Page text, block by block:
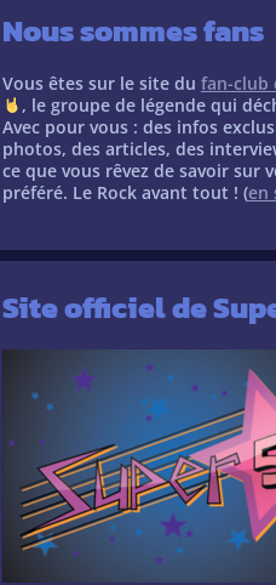
Nous sommes fans
Vous êtes sur le site du fan-club
, le groupe de légende qui
Avec pour vous : des infos
photos, des articles, des
ce que vous rêvez de savoir sur
préféré. Le Rock avant tout ! (en
Site officiel de